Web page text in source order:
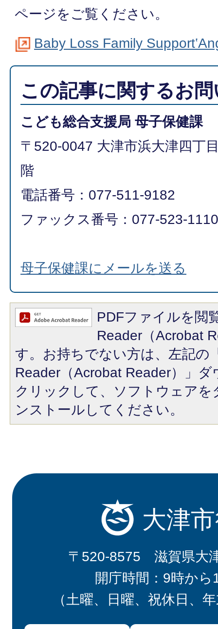
ページをご覧ください。
Baby Loss Family
この記事に関するお
こども総合支援局 母子保健課
〒520-0047 大津市浜大津四丁
階
電話番号：077-511-9182
ファックス番号：077-523-1110
母子保健課にメールを送る
PDFファイルを閲
Reader（Acrobat
す。お持ちでない方は、左記の
Reader（Acrobat Reader）」
クリックして、ソフトウェア
ンストールしてください。
大津
〒520-8575 滋賀県大
開庁時間：9時から
（土曜、日曜、祝休日、